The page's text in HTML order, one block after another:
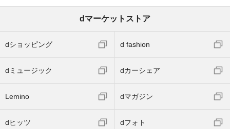
dマーケットストア
dショッピング d fashion
dミュージック dカーシェア
Lemino dマガジン
dヒッツ dフォト